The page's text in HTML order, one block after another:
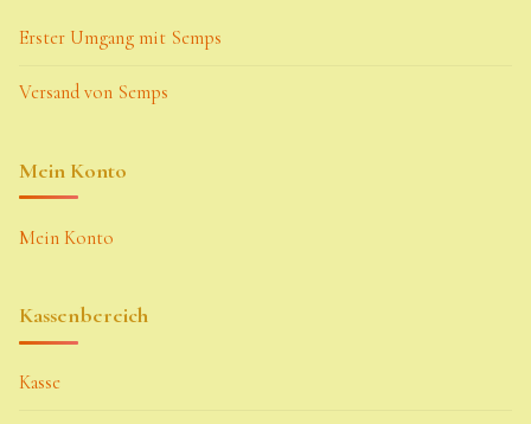
Erster Umgang mit Semps
Versand von Semps
Mein Konto
Mein Konto
Kassenbereich
Kasse